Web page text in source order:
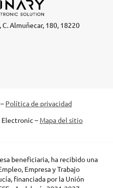
Almuñecar, 180, 18220
– Política de privacidad
– Mapa del sitio
beneficiaria, ha recibido una
Empresa y Trabajo
financiada por la Unión